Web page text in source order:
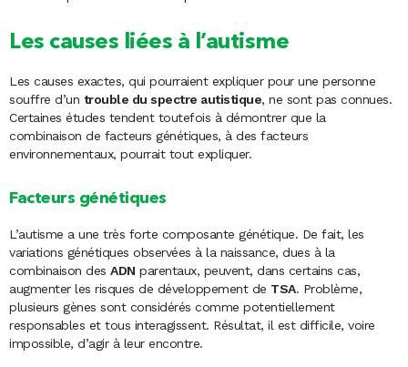
Les causes liées à l’autisme
Les causes exactes, qui pourraient expliquer pour une personne
souffre d’un trouble du spectre autistique, ne sont pas connues.
Certaines études tendent toutefois à démontrer que la
combinaison de facteurs génétiques, à des facteurs
environnementaux, pourrait tout expliquer.
Facteurs génétiques
L’autisme a une très forte composante génétique. De fait, les
variations génétiques observées à la naissance, dues à la
combinaison des ADN parentaux, peuvent, dans certains cas,
augmenter les risques de développement de TSA. Problème,
plusieurs gènes sont considérés comme potentiellement
responsables et tous interagissent. Résultat, il est difficile, voire
impossible, d’agir à leur encontre.